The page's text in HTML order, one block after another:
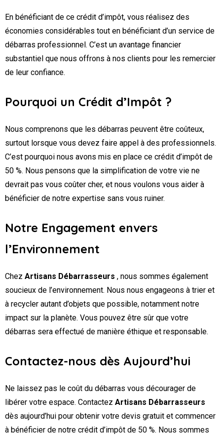
En bénéficiant de ce crédit d’impôt, vous réalisez des
économies considérables tout en bénéficiant d’un service de
débarras professionnel. C’est un avantage financier
substantiel que nous offrons à nos clients pour les remercier
de leur confiance.
Pourquoi un Crédit d’Impôt ?
Nous comprenons que les débarras peuvent être coûteux,
surtout lorsque vous devez faire appel à des professionnels.
C’est pourquoi nous avons mis en place ce crédit d’impôt de
50 %. Nous pensons que la simplification de votre vie ne
devrait pas vous coûter cher, et nous voulons vous aider à
bénéficier de notre expertise sans vous ruiner.
Notre Engagement envers
l’Environnement
Chez Artisans Débarrasseurs , nous sommes également
soucieux de l’environnement. Nous nous engageons à trier et
à recycler autant d’objets que possible, notamment notre
impact sur la planète. Vous pouvez être sûr que votre
débarras sera effectué de manière éthique et responsable.
Contactez-nous dès Aujourd’hui
Ne laissez pas le coût du débarras vous décourager de
libérer votre espace. Contactez Artisans Débarrasseurs
dès aujourd’hui pour obtenir votre devis gratuit et commencer
à bénéficier de notre crédit d’impôt de 50 %. Nous sommes